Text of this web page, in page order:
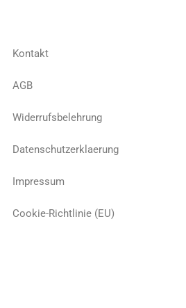
Kontakt
AGB
Widerrufsbelehrung
Datenschutzerklaerung
Impressum
Cookie-Richtlinie (EU)